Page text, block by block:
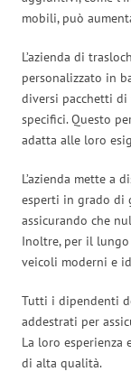
mobili, può
L’azienda di
personalizzato in
diversi pacchetti di
specifici. Questo
adatta alle loro
L’azienda mette a
esperti in grado di
assicurando che
Inoltre, per il lungo
veicoli moderni e
Tutti i dipendenti
addestrati per
La loro esperienza
di alta qualità.